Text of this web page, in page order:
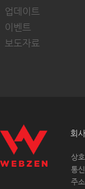
업데이트
이벤트
보도자료
회
상
통
주